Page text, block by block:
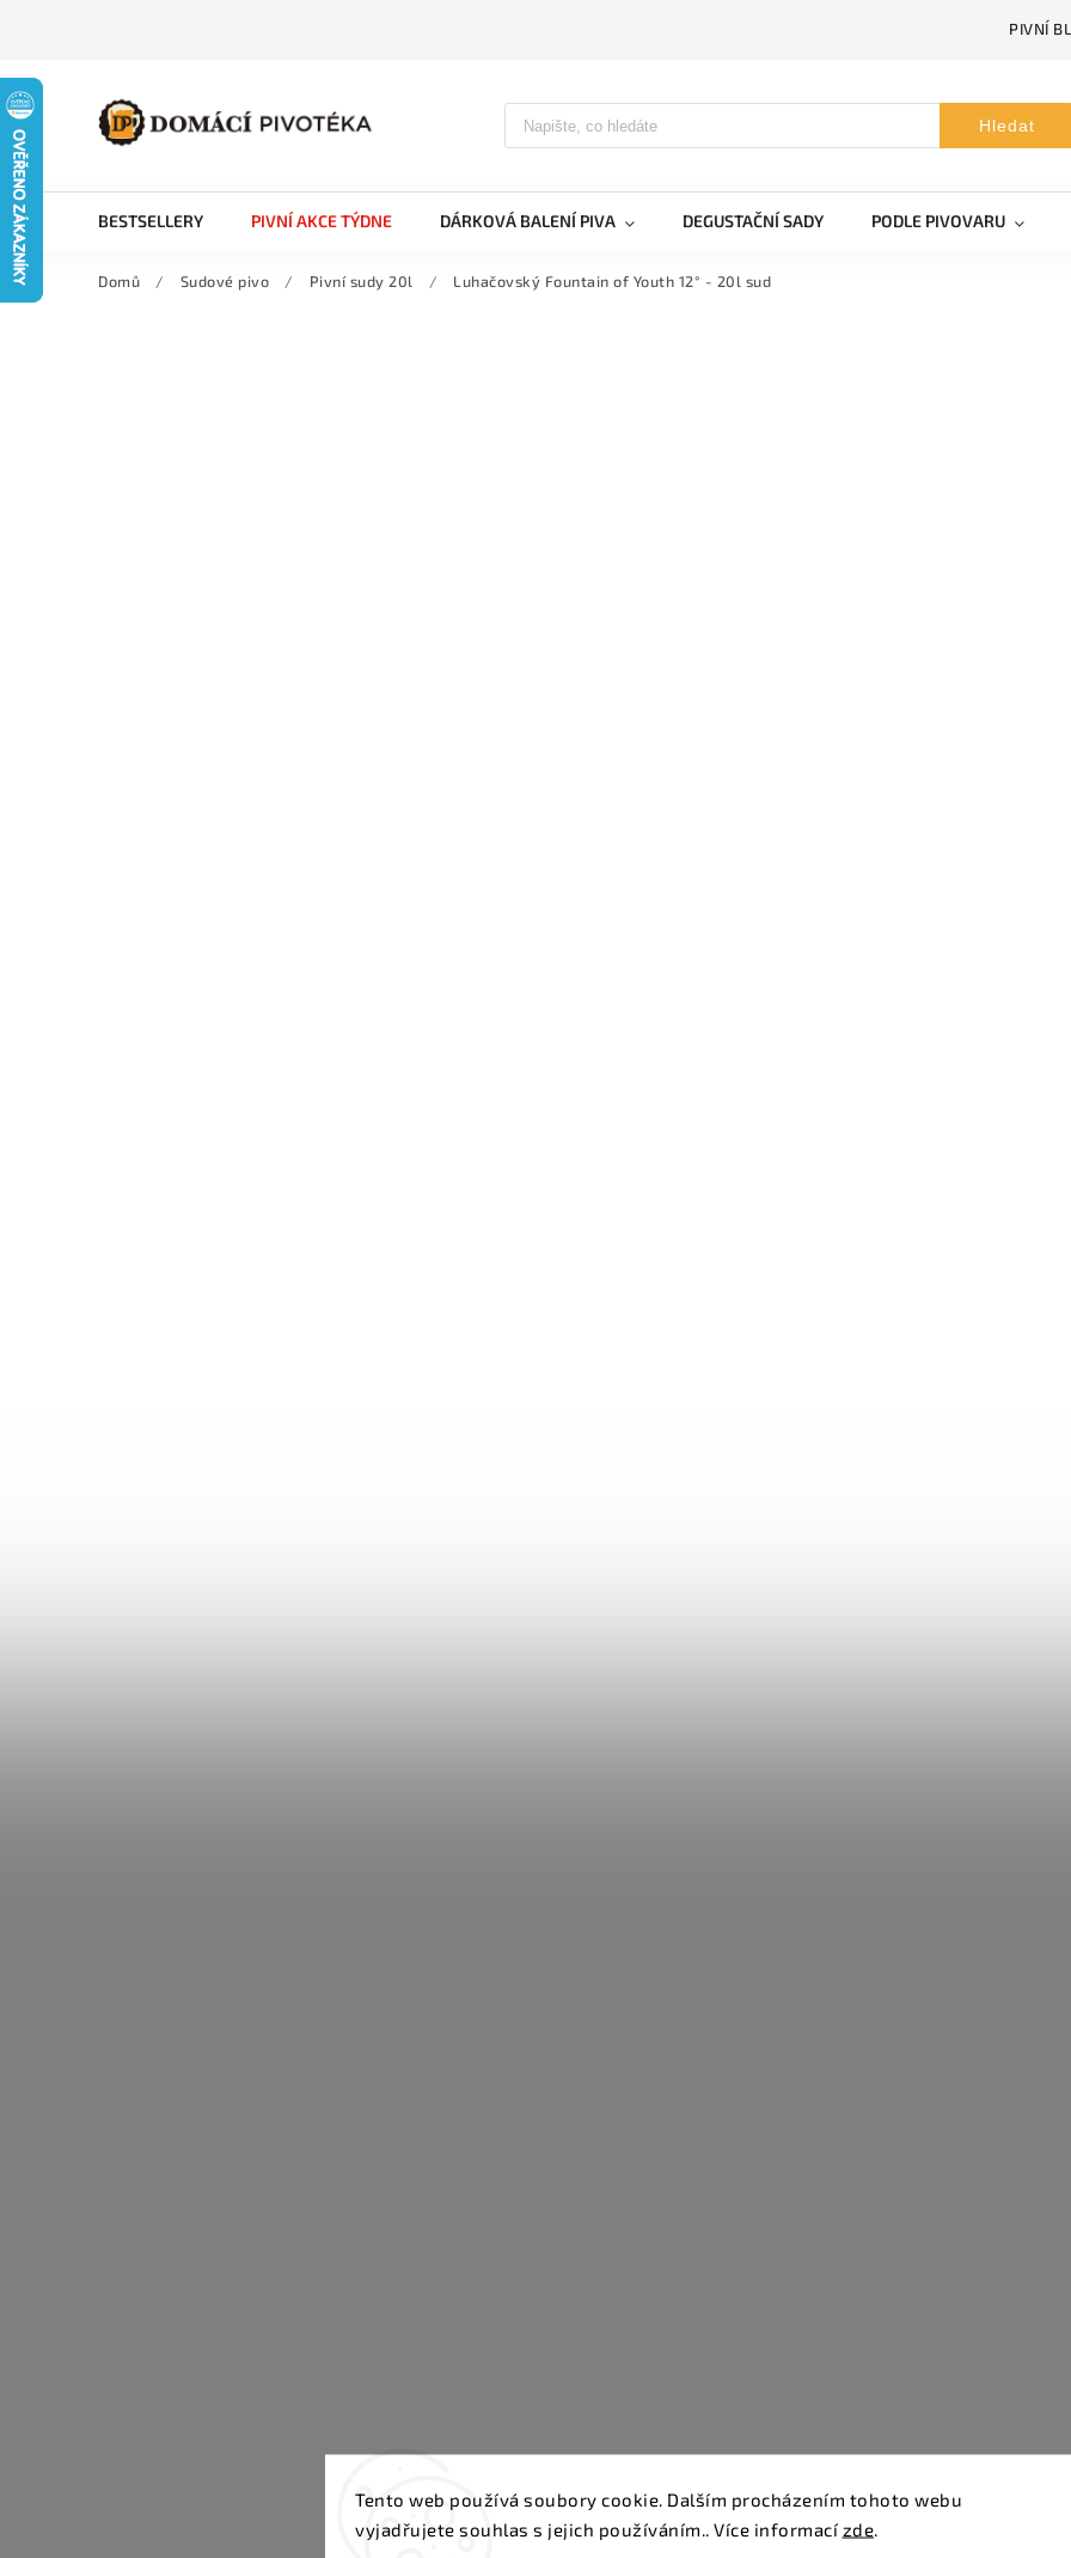
Tento web používá soubory cookie. Dalším procházením tohoto webu
vyjadřujete souhlas s jejich používáním.. Více informací zde
PIVNÍ
Hledat
BESTSELLERY PIVNÍ AKCE TÝDNE DÁRKOVÁ BALENÍ PIVA DEGUSTAČNÍ SADY PODLE PIVOVARU
Domů / Sudové pivo / Pivní sudy 20l / Luhačovský Fountain of Youth 12° - 20l sud